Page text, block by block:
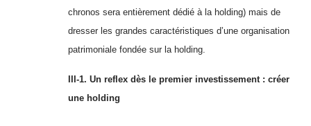
chronos sera entièrement dédié à la holding) mais de
dresser les grandes caractéristiques d’une organisation
patrimoniale fondée sur la holding.
III-1. Un reflex dès le premier investissement : créer
une holding